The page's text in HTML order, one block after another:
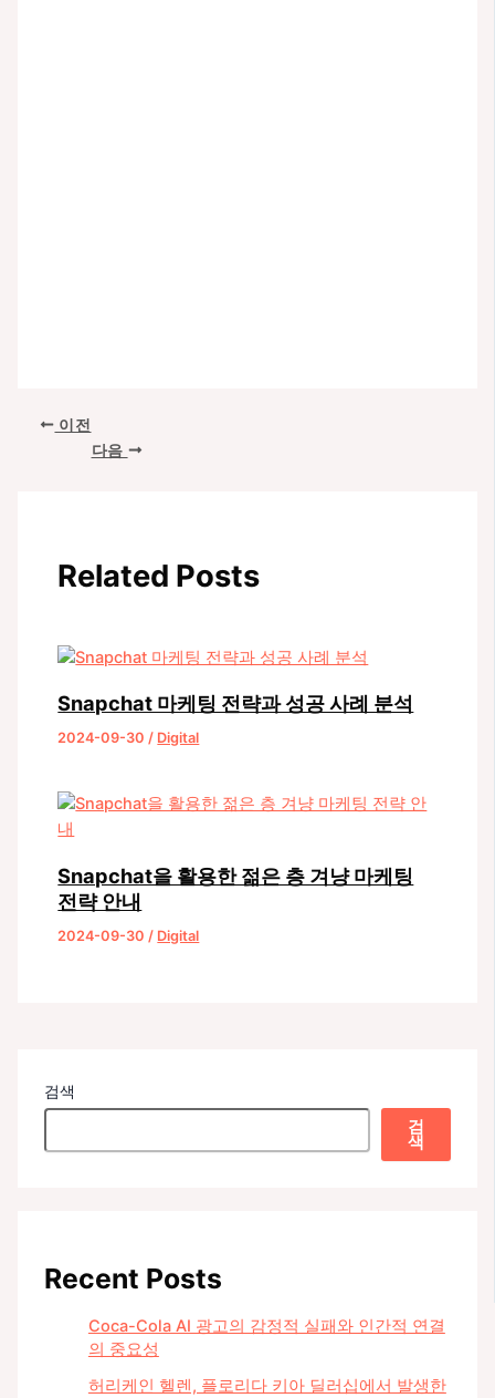
이전
다음
Related Posts
Snapchat 마케팅 전략과 성공 사례 분석
2024-09-30 / Digital
Snapchat을 활용한 젊은 층 겨냥 마케팅
전략 안내
2024-09-30 / Digital
검색
검
색
Recent Posts
Coca-Cola AI 광고의 감정적 실패와 인간적 연결
의 중요성
허리케인 헬렌, 플로리다 키아 딜러십에서 발생한